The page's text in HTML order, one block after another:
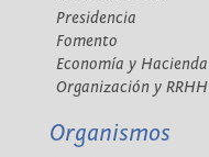
Presidencia
Fomento
Economía y Hacienda
Organización y RRHH
Organismos